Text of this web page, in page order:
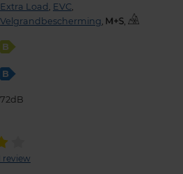
Extra Load EVC
Velgrandbescherming
,
B
B
72dB
review